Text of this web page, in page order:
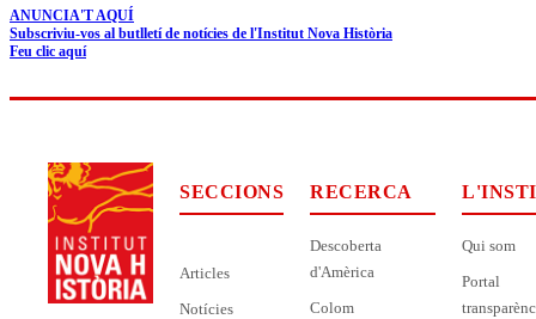
ANUNCIA'T AQUÍ
Subscriviu-vos al butlletí de notícies de l'Institut Nova Història
Feu clic aquí
SECCIONS
Articles
Notícies
RECERCA
Descoberta
d'Amèrica
Colom
Qui som
Portal